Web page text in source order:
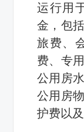
运行用
金，包
旅费、
费、专
公用房
公用房
护费以